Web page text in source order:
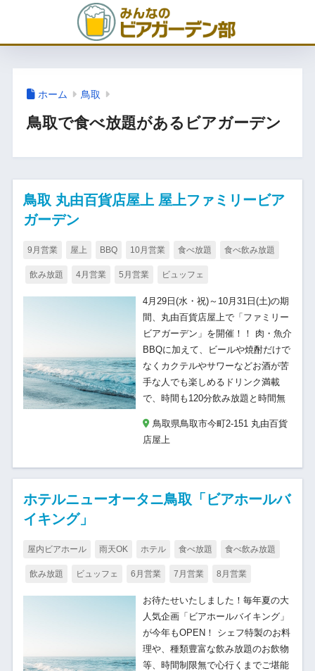
ホーム 鳥取
鳥取で食べ放題があるビアガーデン
鳥取 丸由百貨店屋上 屋上ファミリービア
ガーデン
9月営業 屋上 BBQ 10月営業 食べ放題 食べ飲み放題
飲み放題 4月営業 5月営業 ビュッフェ
4月29日(水・祝)～10月31日(土)の期
間、丸由百貨店屋上で「ファミリー
ビアガーデン」を開催！！ 肉・魚介
BBQに加えて、ビールや焼酎だけで
なくカクテルやサワーなどお酒が苦
手な人でも楽しめるドリンク満載
で、時間も120分飲み放題と時間無
鳥取県鳥取市今町2-151 丸由百貨
店屋上
ホテルニューオータニ鳥取「ビアホールバ
イキング」
屋内ビアホール 雨天OK ホテル 食べ放題 食べ飲み放題
飲み放題 ビュッフェ 6月営業 7月営業 8月営業
お待たせいたしました！毎年夏の大
人気企画「ビアホールバイキング」
が今年もOPEN！ シェフ特製のお料
理や、種類豊富な飲み放題のお飲物
等、時間制限無で心行くまでご堪能